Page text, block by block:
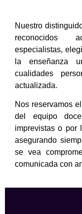
Nuestro
reconocidos
especialistas,
la enseñanza
cualidades
actualizada.
Nos reservamos
del equipo
imprevistas o por
asegurando
se vea
comunicada con